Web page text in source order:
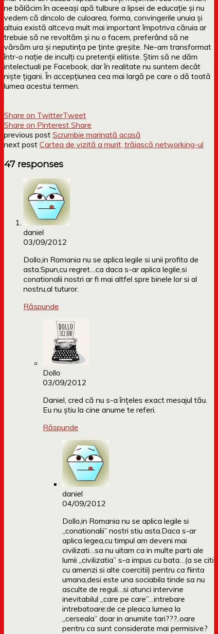
ne bălăcim în aceeași apă tulbure a lipsei de educație și nu
vedem că dincolo de culoarea, forma, convingerile unuia și
altuia există altceva mult mai important împotriva căruia ar
trebuie să ne revoltăm și nu o facem, preferând să ne
vărsăm ura și neputința pe ținte greșite. Ne-am transformat
într-o nație de inculți cu pretenții elitiste. Știm să ne dăm
intelectuali pe Facebook, dar în realitate nu suntem decât
niște țigani. În accepțiunea cea mai largă pe care o dă toată
lumea acestui termen.
Share on TwitterTweet
Share on Pinterest Share
previous post Scrumbie marinată acasă
next post Cartea de vizită a murit, trăiască networking-ul
47 responses
daniel
03/09/2012
Dollo,in Romania nu se aplica legile si unii profita de
asta.Spun,cu regret…ca daca s-ar aplica legile,si
conationalii nostri ar fi mai altfel spre binele lor si al
nostru,al tuturor.
Răspunde
Dollo
03/09/2012
Daniel, cred că nu s-a înțeles exact mesajul tău.
Eu nu știu la cine anume te referi.
Răspunde
daniel
04/09/2012
Dollo,in Romania nu se aplica legile si
„conationalii” nostri stiu asta.Daca s-ar
aplica legea,cu timpul am deveni mai
civilizati…sa nu uitam ca in multe parti ale
lumii „civilizatia” s-a impus cu bata…(a se citi
cu amenzi si alte coercitii) pentru ca fiinta
umana,desi este una sociabila tinde sa nu
asculte de reguli…si atunci intervine
inevitabilul „care pe care”…intrebare
intrebatoare:de ce pleaca lumea la
„cerseala” doar in anumite tari???..oare
pentru ca sunt considerate mai permisive?